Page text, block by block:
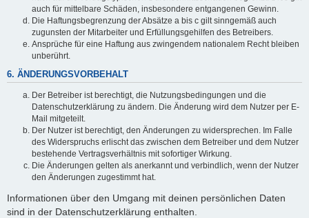
auch für mittelbare Schäden, insbesondere entgangenen Gewinn.
Die Haftungsbegrenzung der Absätze a bis c gilt sinngemäß auch
zugunsten der Mitarbeiter und Erfüllungsgehilfen des Betreibers.
Ansprüche für eine Haftung aus zwingendem nationalem Recht bleiben
unberührt.
6. ÄNDERUNGSVORBEHALT
Der Betreiber ist berechtigt, die Nutzungsbedingungen und die
Datenschutzerklärung zu ändern. Die Änderung wird dem Nutzer per E-
Mail mitgeteilt.
Der Nutzer ist berechtigt, den Änderungen zu widersprechen. Im Falle
des Widerspruchs erlischt das zwischen dem Betreiber und dem Nutzer
bestehende Vertragsverhältnis mit sofortiger Wirkung.
Die Änderungen gelten als anerkannt und verbindlich, wenn der Nutzer
den Änderungen zugestimmt hat.
Informationen über den Umgang mit deinen persönlichen Daten
sind in der Datenschutzerklärung enthalten.